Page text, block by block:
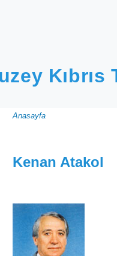
Sayfa
yolu
Anasayfa
Kenan Atakol